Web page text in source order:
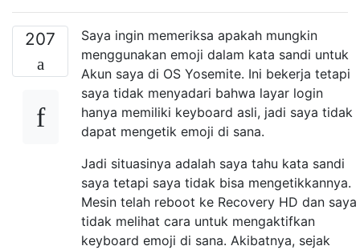
207
Saya ingin memeriksa apakah mungkin
menggunakan emoji dalam kata sandi untuk
Akun saya di OS Yosemite. Ini bekerja tetapi
saya tidak menyadari bahwa layar login
hanya memiliki keyboard asli, jadi saya tidak
dapat mengetik emoji di sana.
Jadi situasinya adalah saya tahu kata sandi
saya tetapi saya tidak bisa mengetikkannya.
Mesin telah reboot ke Recovery HD dan saya
tidak melihat cara untuk mengaktifkan
keyboard emoji di sana. Akibatnya, sejak